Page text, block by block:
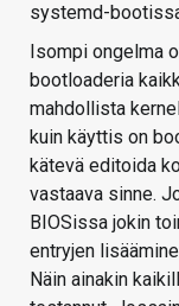
systemd-
Isompi ongelma
bootloaderia
mahdollista
kuin käyttis on
kätevä editoida
vastaava sinne.
BIOSissa jokin
entryjen
Näin ainakin